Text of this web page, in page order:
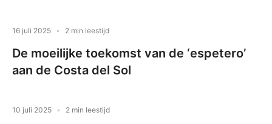
16 juli 2025 2 min leestijd
De moeilijke toekomst van de ‘espetero’
aan de Costa del Sol
10 juli 2025 2 min leestijd